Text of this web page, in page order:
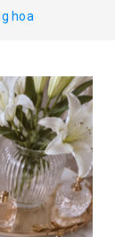
hoa